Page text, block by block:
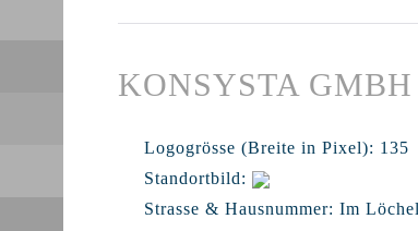
KONSYSTA GMBH
Logogrösse (Breite in Pixel): 135
Standortbild:
Strasse & Hausnummer: Im